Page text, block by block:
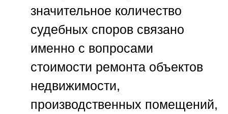
значительное количество
судебных споров связано
именно с вопросами
стоимости ремонта объектов
недвижимости,
производственных помещений,